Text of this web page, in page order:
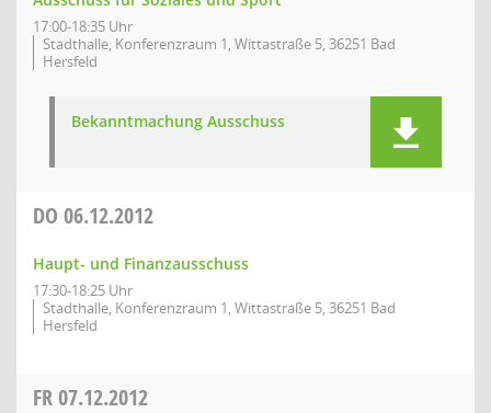
17:00-18:35 Uhr
Stadthalle, Konferenzraum 1, Wittastraße 5, 36251 Bad
Hersfeld
Bekanntmachung Ausschuss
DO 06.12.2012
Haupt- und Finanzausschuss
17:30-18:25 Uhr
Stadthalle, Konferenzraum 1, Wittastraße 5, 36251 Bad
Hersfeld
FR07.12.2012